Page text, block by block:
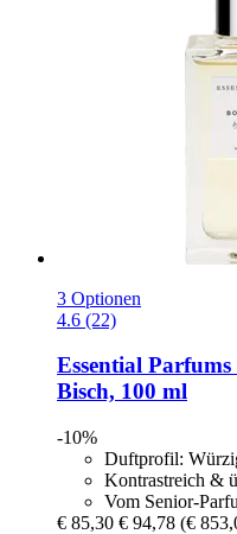
3 Optionen
4.6 (22)
Essential Parfums
Bisch, 100 ml
-10%
Duftprofil:
Kontrastreich &
Vom Senior-
€ 85,30 € 94,78 (€